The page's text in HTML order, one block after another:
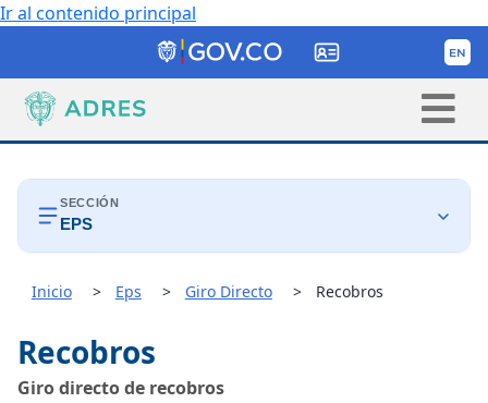
Ir al contenido principal
SECCIÓN
EPS
 Procesos
 Reconocimiento COVID-19
Inicio Eps Giro Directo Recobros
Recobros
Giro directo de recobros